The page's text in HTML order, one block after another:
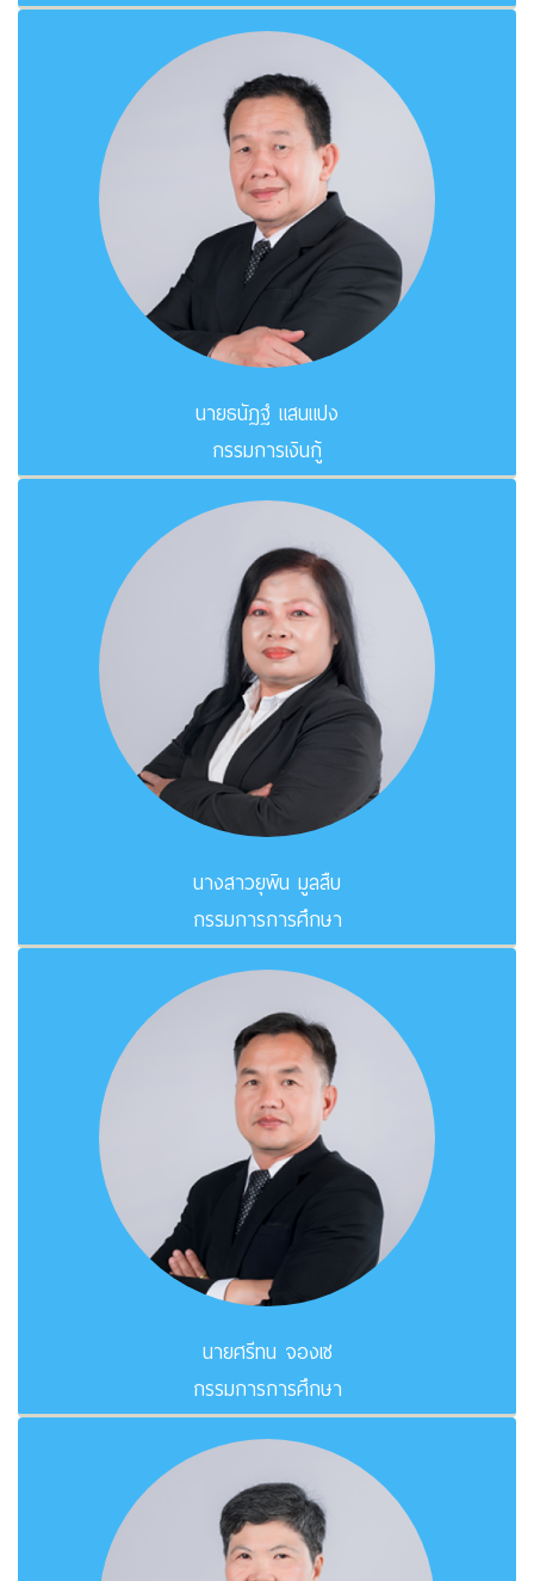
นายธนัฏฐ์ แสนแปง
กรรมการเงินกู้
นางสาวยุพิน มูลสืบ
กรรมการการศึกษา
นายศรีทน จองเซ
กรรมการการศึกษา